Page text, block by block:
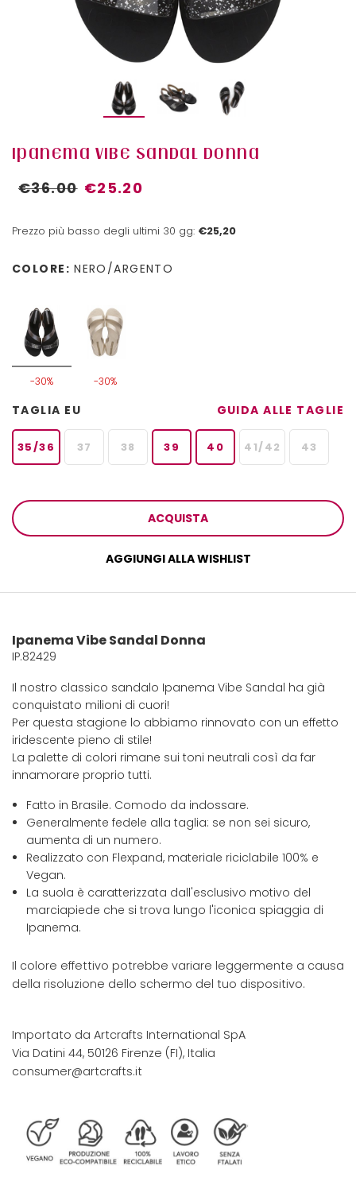
IPANEMA VIBE SANDAL DONNA
€36.00 €25.20
Prezzo più basso degli ultimi 30 gg: €25,20
COLORE: NERO/ARGENTO
-30% -30%
TAGLIA EU GUIDA ALLE TAGLIE
35/36 37 38 39 40 41/42 43
ACQUISTA
AGGIUNGI ALLA WISHLIST
Ipanema Vibe Sandal Donna
IP.82429
Il nostro classico sandalo Ipanema Vibe Sandal ha già
conquistato milioni di cuori!
Per questa stagione lo abbiamo rinnovato con un effetto
iridescente pieno di stile!
La palette di colori rimane sui toni neutrali così da far
innamorare proprio tutti.
Fatto in Brasile. Comodo da indossare.
Generalmente fedele alla taglia: se non sei sicuro,
aumenta di un numero.
Realizzato con Flexpand, materiale riciclabile 100% e
Vegan.
La suola è caratterizzata dall'esclusivo motivo del
marciapiede che si trova lungo l'iconica spiaggia di
Ipanema.
Il colore effettivo potrebbe variare leggermente a causa
della risoluzione dello schermo del tuo dispositivo.
Importato da Artcrafts International SpA
Via Datini 44, 50126 Firenze (FI), Italia
consumer@artcrafts.it